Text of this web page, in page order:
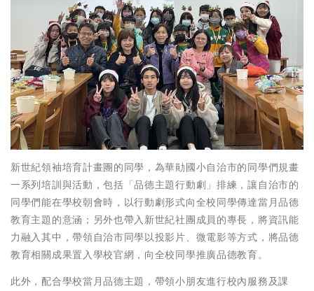
新世紀領袖培育計畫團的同學，為華勛國小自治市的同學們規畫
一系列培訓與活動，包括「品德主題行動劇」排練，讓自治市的
同學們能在學校朝會時，以行動劇形式向全校同學傳達當月品德
教育主題的意涵；另外也帶入新世紀社團成員的專長，將資訊能
力融入其中，帶領自治市同學以投影片、微電影等方式，將品德
教育相關成果置入學校官網，向全校同學推廣品德教育。
此外，配合學校當月品德主題，帶領小朋友進行校內服務及課